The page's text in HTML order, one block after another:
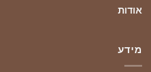
אודות
מידע